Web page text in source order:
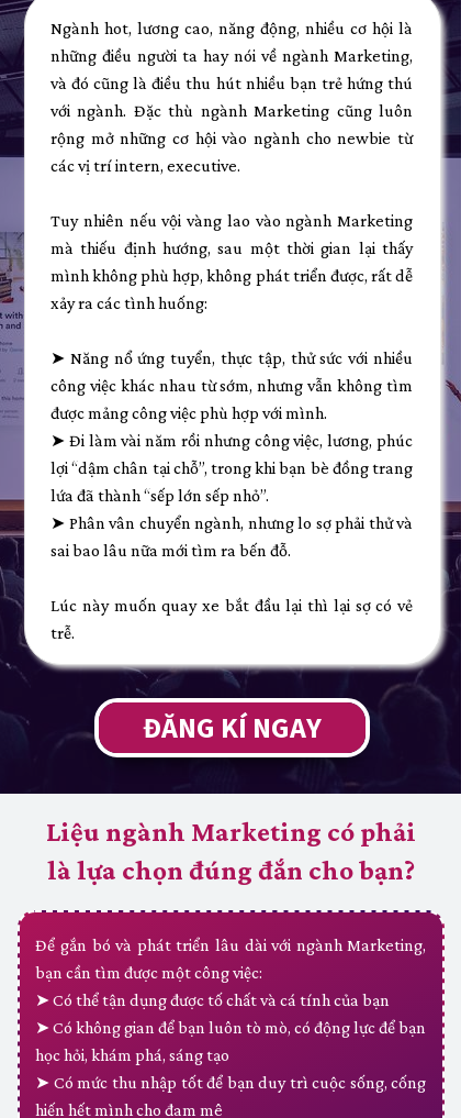
Ngành hot, lương cao, năng động, nhiều cơ hội là
những điều người ta hay nói về ngành Marketing,
và đó cũng là điều thu hút nhiều bạn trẻ hứng thú
với ngành. Đặc thù ngành Marketing cũng luôn
rộng mở những cơ hội vào ngành cho newbie từ
các vị trí intern, executive.
Tuy nhiên nếu vội vàng lao vào ngành Marketing
mà thiếu định hướng, sau một thời gian lại thấy
mình không phù hợp, không phát triển được, rất dễ
xảy ra các tình huống:
➤ Năng nổ ứng tuyển, thực tập, thử sức với nhiều
công việc khác nhau từ sớm, nhưng vẫn không tìm
được mảng công việc phù hợp với mình.
➤ Đi làm vài năm rồi nhưng công việc, lương, phúc
lợi “dậm chân tại chỗ”, trong khi bạn bè đồng trang
lứa đã thành “sếp lớn sếp nhỏ”.
➤ Phân vân chuyển ngành, nhưng lo sợ phải thử và
sai bao lâu nữa mới tìm ra bến đỗ.
Lúc này muốn quay xe bắt đầu lại thì lại sợ có vẻ
trễ.
ĐĂNG KÍ NGAY
Để gắn bó và phát triển lâu dài với ngành Marketing,
bạn cần tìm được một công việc:
➤ Có thể tận dụng được tố chất và cá tính của bạn
➤ Có không gian để bạn luôn tò mò, có động lực để bạn
học hỏi, khám phá, sáng tạo
➤ Có mức thu nhập tốt để bạn duy trì cuộc sống, cống
hiến hết mình cho đam mê
Liệu ngành Marketing có phải
là lựa chọn đúng đắn cho bạn?